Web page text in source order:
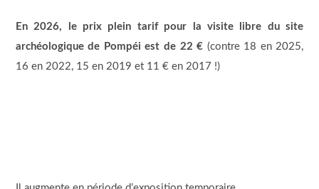
En 2026, le prix plein tarif pour la visite libre du site
archéologique de Pompéi est de 22 € (contre 18 en 2025,
16 en 2022, 15 en 2019 et 11 € en 2017 !)